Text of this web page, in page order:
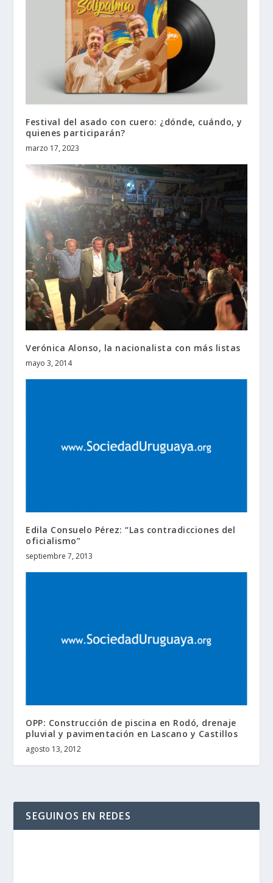
Festival del asado con cuero: ¿dónde, cuándo, y
quienes participarán?
marzo 17, 2023
Verónica Alonso, la nacionalista con más listas
mayo 3, 2014
Edila Consuelo Pérez: “Las contradicciones del
oficialismo”
septiembre 7, 2013
OPP: Construcción de piscina en Rodó, drenaje
pluvial y pavimentación en Lascano y Castillos
agosto 13, 2012
SEGUINOS EN REDES